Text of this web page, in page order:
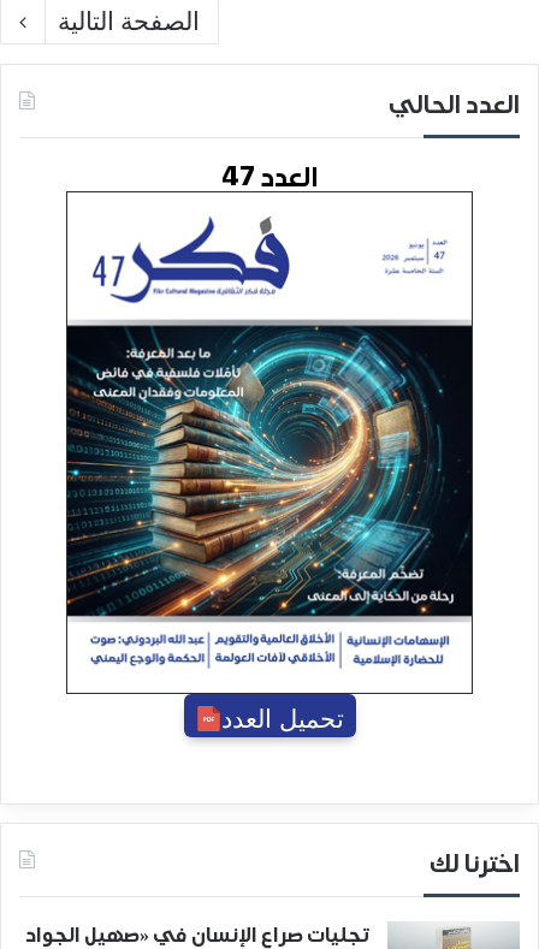
الصفحة التالية
العدد الحالي
العدد 47
تحميل العدد
اخترنا لك
تجليات صراع الإنسان في «صهيل الجواد